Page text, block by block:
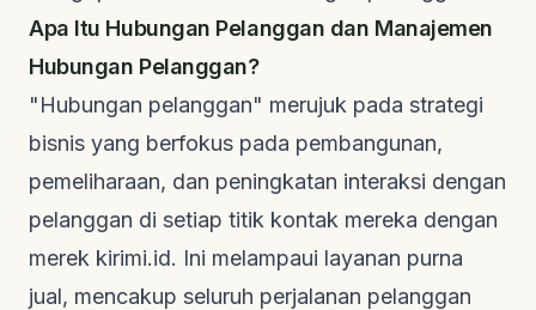
Apa Itu Hubungan Pelanggan dan Manajemen
Hubungan Pelanggan?
"Hubungan pelanggan" merujuk pada strategi
bisnis yang berfokus pada pembangunan,
pemeliharaan, dan peningkatan interaksi dengan
pelanggan di setiap titik kontak mereka dengan
merek kirimi.id. Ini melampaui layanan purna
jual, mencakup seluruh perjalanan pelanggan